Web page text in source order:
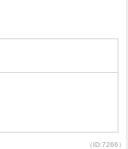
（ID:7266）